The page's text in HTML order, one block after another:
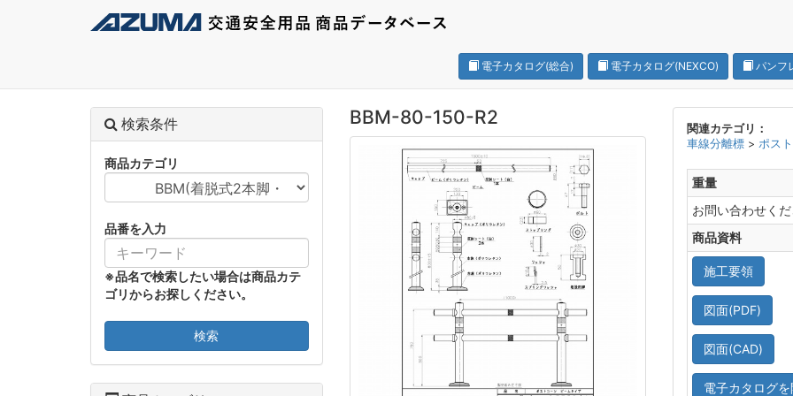
電子カタログ(総合) 電子カタログ(NEXCO) パンフ
BBM-80-150-R2
関連カテゴリ：
車線分離標 >ポス
重量
お問い合わせく
商品資料
施工要領
図面(PDF)
図面(CAD)
電子カタログ
検索条件
商品カテゴリ
品番を入力
※品名で検索したい場合は商品カテ
ゴリからお探しください。
検索